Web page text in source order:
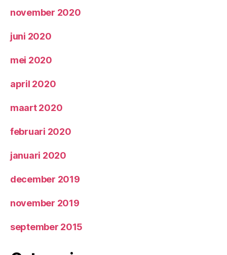
november 2020
juni 2020
mei 2020
april 2020
maart 2020
februari 2020
januari 2020
december 2019
november 2019
september 2015